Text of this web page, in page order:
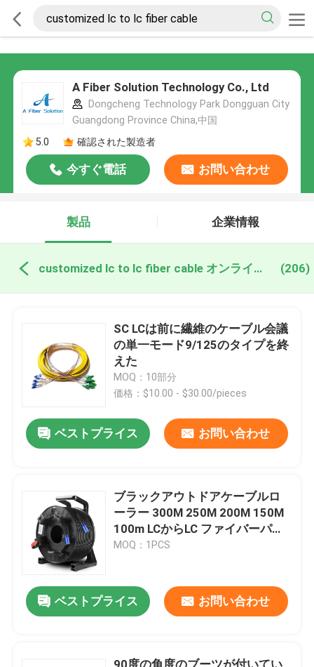
A Fiber Solution Technology Co., Ltd
Dongcheng Technology Park Dongguan City
Guangdong Province China,中国
5.0
確認された製造者
今すぐ電話 お問い合わせ
製品 企業情報
customized lc to lc fiber cable オンライン製造 (206)
SC LCは前に繊維のケーブル会議
の単一モード9/125のタイプを終
えた
MOQ：10部分
価格：$10.00 - $30.00/pieces
ベストプライス お問い合わせ
ブラックアウトドアケーブルロ
ーラー 300M 250M 200M 150M
100m LCからLC ファイバーパッ
チコード延長ケーブルロール
MOQ：1PCS
ベストプライス お問い合わせ
90度の角度のブーツが付いてい